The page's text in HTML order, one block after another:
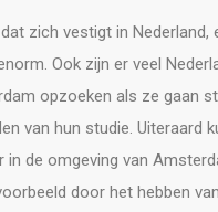
zich vestigt in Nederland,
Ook zijn er veel
opzoeken als ze gaan
van hun studie. Uiteraard
in de omgeving van
door het hebben